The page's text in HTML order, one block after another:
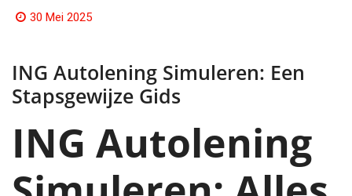
30 Mei 2025
ING Autolening Simuleren: Een
Stapsgewijze Gids
ING Autolening